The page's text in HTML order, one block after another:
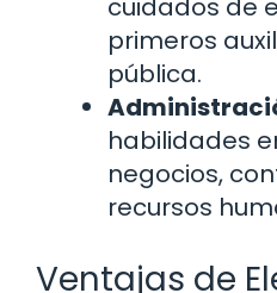
cuidados de
primeros
pública.
habilidades
negocios,
recursos
Ventajas de